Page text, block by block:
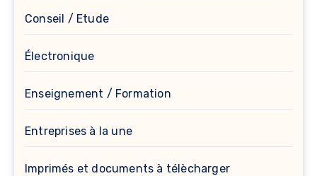
Conseil / Etude
Électronique
Enseignement / Formation
Entreprises à la une
Imprimés et documents à télècharger